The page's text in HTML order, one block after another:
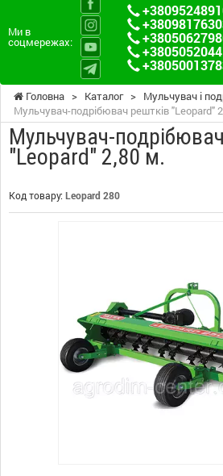
Ми в
соцмережах:
Головна > Каталог > Мульчувач і
Мульчувач-подрібювач рештків "Leopard"
Мульчувач-
"Leopard" 2,80 м.
Код товару: Leopard 280